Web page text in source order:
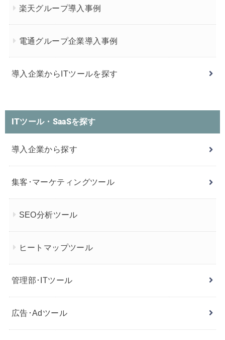
楽天グループ導入事例
電通グループ企業導入事例
導入企業からITツールを探す
ITツール・SaaSを探す
導入企業から探す
集客･マーケティングツール
SEO分析ツール
ヒートマップツール
管理部･ITツール
広告･Adツール